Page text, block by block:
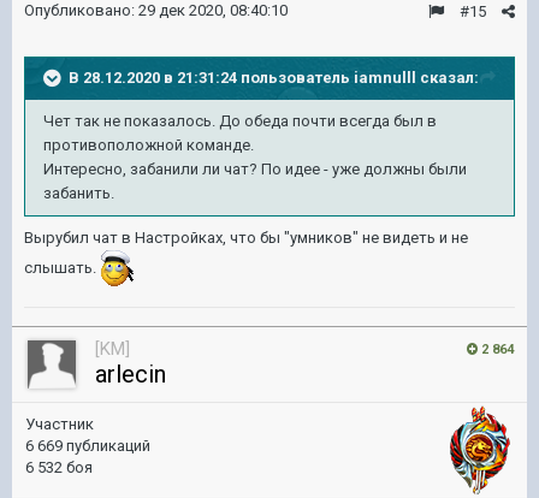
#15
Опубликовано: 29 дек 2020, 08:40:10
В 28.12.2020 в 21:31:24 пользователь iamnulll сказал:
Чет так не показалось. До обеда почти всегда был в
противоположной команде.
Интересно, забанили ли чат? По идее - уже должны были
забанить.
Вырубил чат в Настройках, что бы "умников" не видеть и не
слышать.
2 864
[KM]
arlecin
Участник
6 669 публикаций
6 532 боя